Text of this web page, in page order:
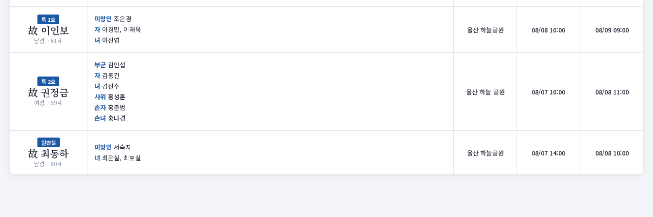
특 1호
故 이인보
남성 · 61세
미망인 조은경
자 이경민, 이재욱
녀 이진영
울산 하늘공원 08/08 10:00 08/09 09:00
특 2호
故 권정금
여성 · 59세
부군 김인섭
자 김동건
녀 김진주
사위 홍성훈
손자 홍준범
손녀 홍나경
울산 하늘 공원 08/07 10:00 08/08 11:00
일반실
故 최동하
남성 · 80세
미망인 서숙자
녀 최은실, 최효실
울산 하늘공원 08/07 14:00 08/08 10:00